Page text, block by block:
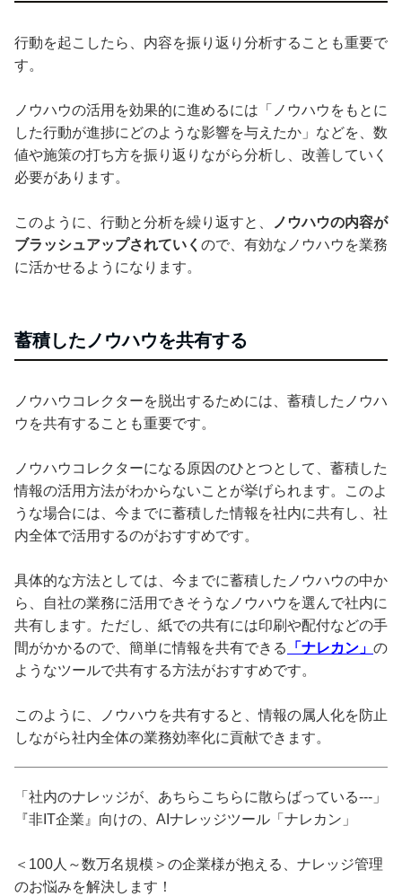
行動を起こしたら、内容を振り返り分析することも重要で
す。
ノウハウの活用を効果的に進めるには「ノウハウをもとに
した行動が進捗にどのような影響を与えたか」などを、数
値や施策の打ち方を振り返りながら分析し、改善していく
必要があります。
このように、行動と分析を繰り返すと、
ノウハウの内容が
ブラッシュアップされていく ので、有効なノウハウを業務
に活かせるようになります。
蓄積したノウハウを共有する
ノウハウコレクターを脱出するためには、蓄積したノウハ
ウを共有することも重要です。
ノウハウコレクターになる原因のひとつとして、蓄積した
情報の活用方法がわからないことが挙げられます。このよ
うな場合には、今までに蓄積した情報を社内に共有し、社
内全体で活用するのがおすすめです。
具体的な方法としては、今までに蓄積したノウハウの中か
ら、自社の業務に活用できそうなノウハウを選んで社内に
共有します。ただし、紙での共有には印刷や配付などの手
間がかかるので、簡単に情報を共有できる
「ナレカン」 の
ようなツールで共有する方法がおすすめです。
このように、ノウハウを共有すると、情報の属人化を防止
しながら社内全体の業務効率化に貢献できます。
「社内のナレッジが、あちらこちらに散らばっている---」
『非IT企業』向けの、AIナレッジツール「ナレカン」
＜100人～数万名規模＞の企業様が抱える、ナレッジ管理
のお悩みを解決します！